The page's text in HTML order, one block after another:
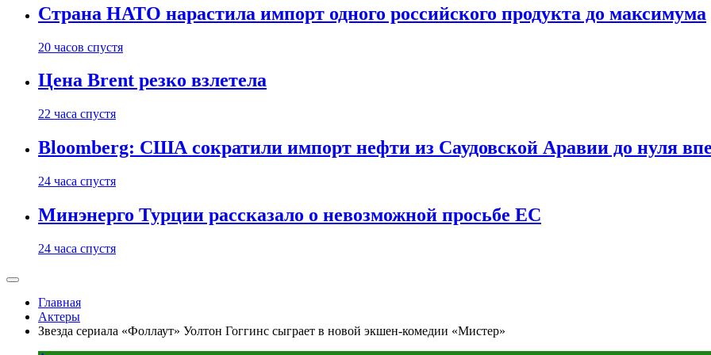
Страна НАТО нарастила импорт одного российского продукта до максимума
20 часов спустя
Цена Brent резко взлетела
22 часа спустя
Bloomberg: США сократили импорт нефти из Саудовской Аравии до нуля
24 часа спустя
Минэнерго Турции рассказало о невозможной просьбе ЕС
24 часа спустя
Главная
Актеры
Звезда сериала «Фоллаут» Уолтон Гоггинс сыграет в новой экшен-комедии «Мистер»